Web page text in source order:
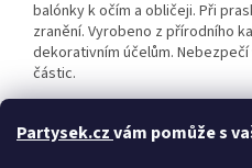
Partysek.czvám pomůže s
balónky k očím a obličeji. Při
zranění. Vyrobeno z přírodního
dekorativním účelům.
částic.